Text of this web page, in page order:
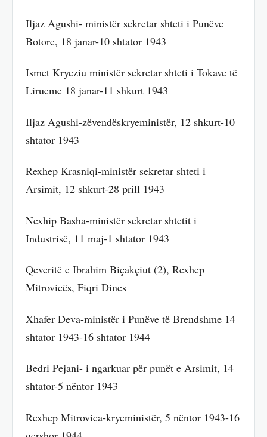
Iljaz Agushi- ministër sekretar shteti i Punëve
Botore, 18 janar-10 shtator 1943
Ismet Kryeziu ministër sekretar shteti i Tokave të
Lirueme 18 janar-11 shkurt 1943
Iljaz Agushi-zëvendëskryeministër, 12 shkurt-10
shtator 1943
Rexhep Krasniqi-ministër sekretar shteti i
Arsimit, 12 shkurt-28 prill 1943
Nexhip Basha-ministër sekretar shtetit i
Industrisë, 11 maj-1 shtator 1943
Qeveritë e Ibrahim Biçakçiut (2), Rexhep
Mitrovicës, Fiqri Dines
Xhafer Deva-ministër i Punëve të Brendshme 14
shtator 1943-16 shtator 1944
Bedri Pejani- i ngarkuar për punët e Arsimit, 14
shtator-5 nëntor 1943
Rexhep Mitrovica-kryeministër, 5 nëntor 1943-16